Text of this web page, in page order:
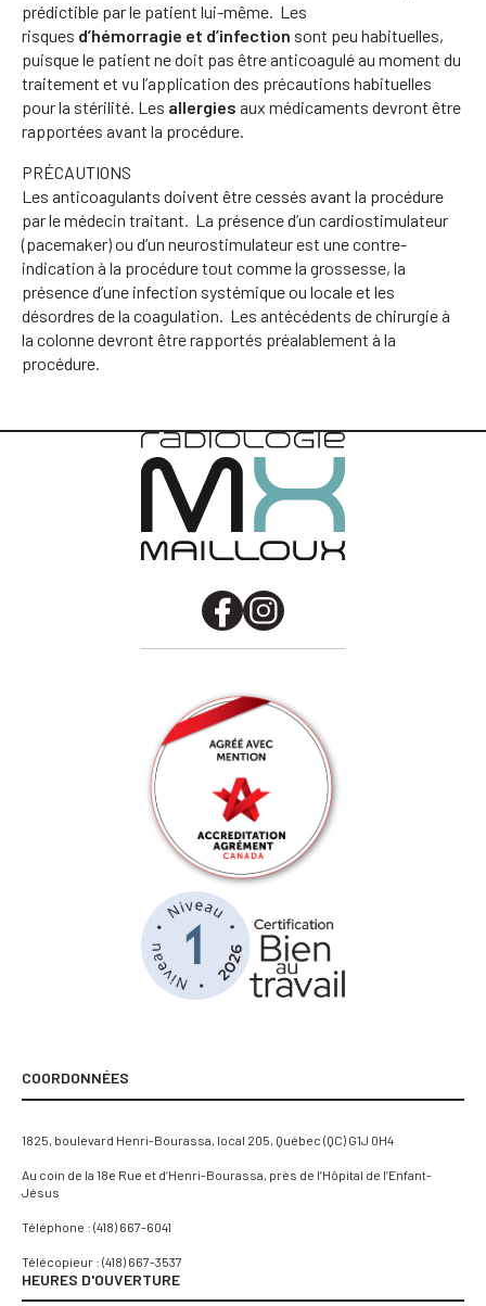
prédictible par le patient lui-même. Les
risques d’hémorragie et d’infection sont peu habituelles,
puisque le patient ne doit pas être anticoagulé au moment du
traitement et vu l’application des précautions habituelles
pour la stérilité. Les allergies aux médicaments devront être
rapportées avant la procédure.
PRÉCAUTIONS
Les anticoagulants doivent être cessés avant la procédure
par le médecin traitant. La présence d’un cardiostimulateur
(pacemaker) ou d’un neurostimulateur est une contre-
indication à la procédure tout comme la grossesse, la
présence d’une infection systémique ou locale et les
désordres de la coagulation. Les antécédents de chirurgie à
la colonne devront être rapportés préalablement à la
procédure.
FacebookInstagram
COORDONNÉES
1825, boulevard Henri-Bourassa, local 205, Québec (QC) G1J 0H4
Au coin de la 18e Rue et d’Henri-Bourassa, près de l’Hôpital de l’Enfant-
Jésus
Téléphone : (418) 667-6041
Télécopieur : (418) 667-3537
HEURES D'OUVERTURE